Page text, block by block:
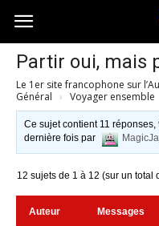
Australia-
australie.com
Partir oui, mais
Le 1er site francophone sur
Général › Voyager ensemble
Ce sujet contient 11
dernière fois par
12 sujets de 1 à 12 (sur un total
Auteur Messages